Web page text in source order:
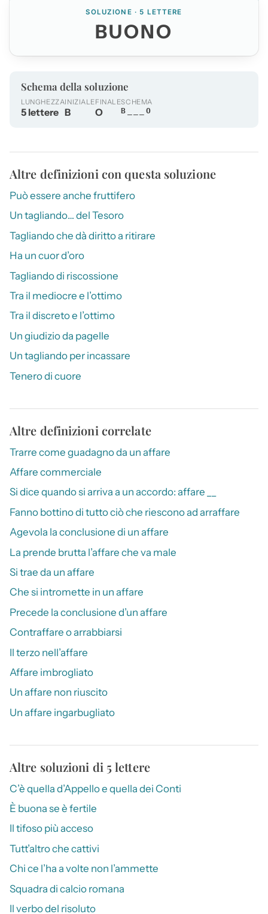
SOLUZIONE · 5 LETTERE
BUONO
Schema della soluzione
LUNGHEZZA
5 lettere
INIZIALE
B
FINALE
O
SCHEMA
B___O
Altre definizioni con questa soluzione
Può essere anche fruttifero
Un tagliando… del Tesoro
Tagliando che dà diritto a ritirare
Ha un cuor d’oro
Tagliando di riscossione
Tra il mediocre e l’ottimo
Tra il discreto e l’ottimo
Un giudizio da pagelle
Un tagliando per incassare
Tenero di cuore
Altre definizioni correlate
Trarre come guadagno da un affare
Affare commerciale
Si dice quando si arriva a un accordo: affare __
Fanno bottino di tutto ciò che riescono ad arraffare
Agevola la conclusione di un affare
La prende brutta l’affare che va male
Si trae da un affare
Che si intromette in un affare
Precede la conclusione d’un affare
Contraffare o arrabbiarsi
Il terzo nell’affare
Affare imbrogliato
Un affare non riuscito
Un affare ingarbugliato
Altre soluzioni di 5 lettere
C’è quella d’Appello e quella dei Conti
È buona se è fertile
Il tifoso più acceso
Tutt’altro che cattivi
Chi ce l’ha a volte non l’ammette
Squadra di calcio romana
Il verbo del risoluto